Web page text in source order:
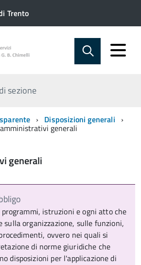
Trento
sezione
Disposizioni generali
generali
generali
istruzioni e ogni atto che
sulla organizzazione, sulle funzioni,
ovvero nei quali si
di norme giuridiche che
disposizioni per l'applicazione di